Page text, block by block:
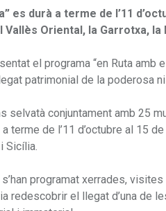
es durà a terme de l’11
Vallès Oriental, la Garrotxa, la
el programa “en Ruta amb
patrimonial de la poderosa
selvatà conjuntament amb 25
terme de l’11 d’octubre al 15
Sicília.
s’han programat xerrades,
redescobrir el llegat d’una de